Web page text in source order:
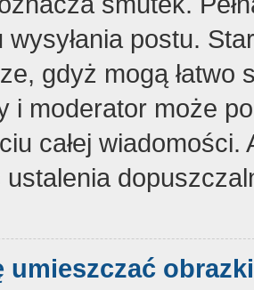
wysyłania postu.
gdyż mogą
i moderator może
całej
ustalenia
umieszczać